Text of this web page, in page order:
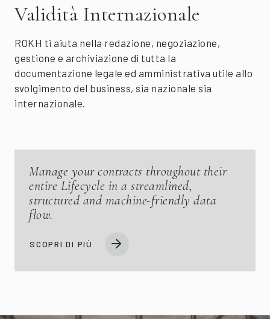
Validità Internazionale
ROKH ti aiuta nella redazione, negoziazione,
gestione e archiviazione di tutta la
documentazione legale ed amministrativa utile allo
svolgimento del business, sia nazionale sia
internazionale.
Manage your contracts throughout their
entire Lifecycle in a streamlined,
structured and machine-friendly data
flow.
SCOPRI DI PIÙ